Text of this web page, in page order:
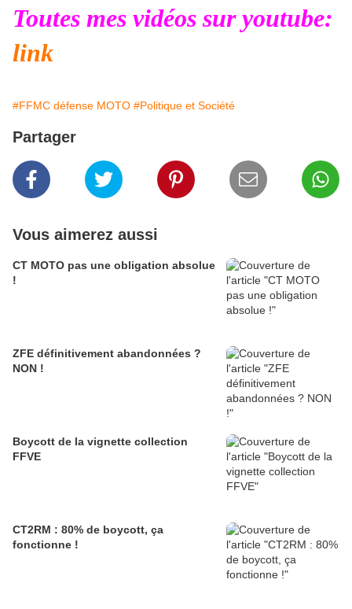
Toutes mes vidéos sur youtube:
link
#FFMC défense MOTO #Politique et Société
Partager
Vous aimerez aussi
CT MOTO pas une obligation absolue
!
ZFE définitivement abandonnées ?
NON !
Boycott de la vignette collection
FFVE
CT2RM : 80% de boycott, ça
fonctionne !